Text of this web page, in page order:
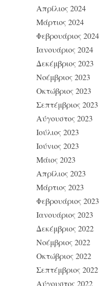
Απρίλιος 2024
Μάρτιος 2024
Φεβρουάριος 2024
Ιανουάριος 2024
Δεκέμβριος 2023
Νοέμβριος 2023
Οκτώβριος 2023
Σεπτέμβριος 2023
Αύγουστος 2023
Ιούλιος 2023
Ιούνιος 2023
Μάιος 2023
Απρίλιος 2023
Μάρτιος 2023
Φεβρουάριος 2023
Ιανουάριος 2023
Δεκέμβριος 2022
Νοέμβριος 2022
Οκτώβριος 2022
Σεπτέμβριος 2022
Αύγουστος 2022